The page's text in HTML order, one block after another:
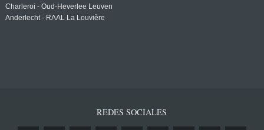
Charleroi - Oud-Heverlee Leuven
Anderlecht - RAAL La Louvière
REDES SOCIALES